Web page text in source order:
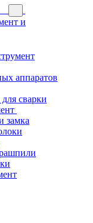
и
аппаратов
сварки
замка